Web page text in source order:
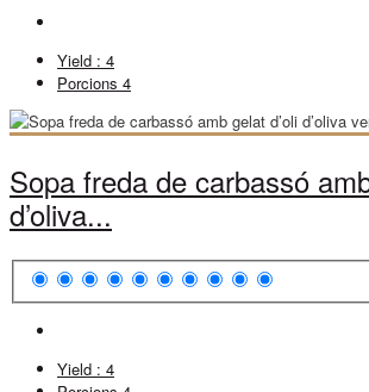
Yield : 4
Porcions 4
Sopa freda de carbassó
d’oliva...
Yield : 4